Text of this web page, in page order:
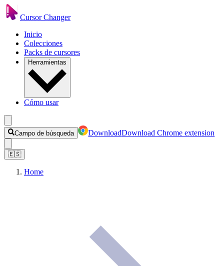
Cursor Changer
Inicio
Colecciones
Packs de cursores
Herramientas
Cómo usar
Campo de búsqueda DownloadDownload Chrome extension
🇪🇸
Home